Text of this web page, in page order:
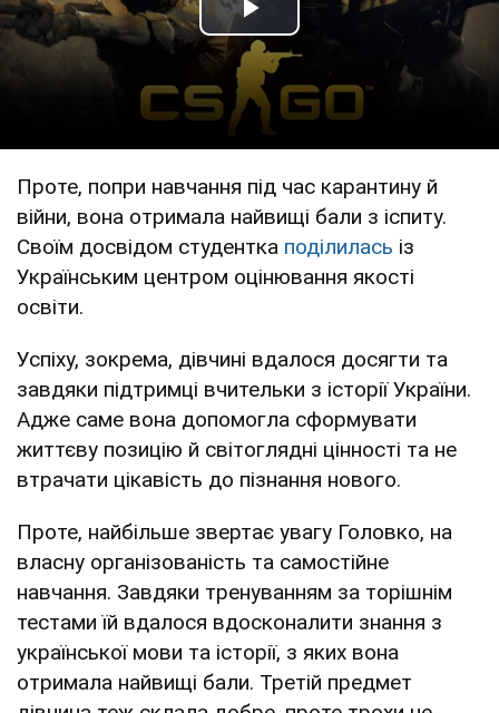
Play Video
Проте, попри навчання під час карантину й
війни, вона отримала найвищі бали з іспиту.
Своїм досвідом студентка поділилась із
Українським центром оцінювання якості
освіти.
Успіху, зокрема, дівчині вдалося досягти та
завдяки підтримці вчительки з історії України.
Адже саме вона допомогла сформувати
життєву позицію й світоглядні цінності та не
втрачати цікавість до пізнання нового.
Проте, найбільше звертає увагу Головко, на
власну організованість та самостійне
навчання. Завдяки тренуванням за торішнім
тестами їй вдалося вдосконалити знання з
української мови та історії, з яких вона
отримала найвищі бали. Третій предмет